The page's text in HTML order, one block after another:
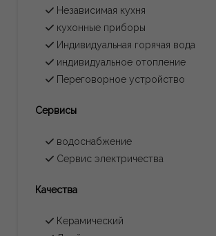
Независимая кухня
кухонные приборы
Индивидуальная горячая вода
индивидуальное отопление
Переговорное устройство
Сервисы
водоснабжение
Сервис электричества
Качества
Керамический